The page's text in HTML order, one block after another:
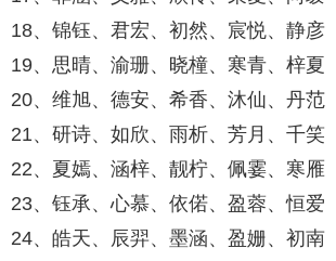
18、锦钰、君宏、初然、宸悦、静彦
19、思晴、渝珊、晓橦、寒青、梓夏
20、维旭、德安、希香、沐仙、丹范
21、研诗、如欣、雨析、芳月、千笑
22、夏嫣、涵梓、靓柠、佩霎、寒雁
23、钰承、心慕、依偌、盈蓉、恒爱
24、皓天、辰羿、墨涵、盈姗、初南